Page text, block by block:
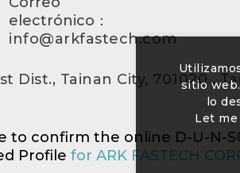
electrónico：
info@arkfastech.com
Dist., Tainan City, 701020 ,
to confirm the online D-U-N-
Profilefor ARK FASTECH
sitio
lo
Let